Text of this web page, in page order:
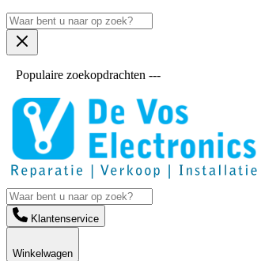
Populaire zoekopdrachten ---
Klantenservice
Winkelwagen